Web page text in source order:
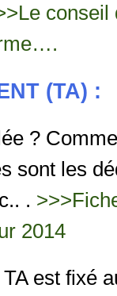
conseil
(TA) :
?
sont les
.
2014
est fixé